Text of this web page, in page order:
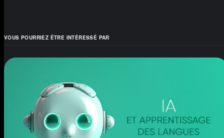
VOUS POURRIEZ ÊTRE INTÉRESSÉ PAR